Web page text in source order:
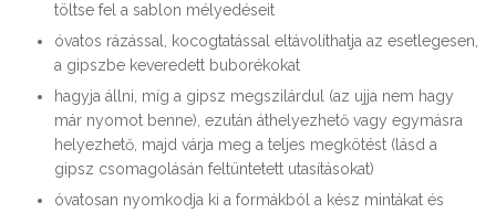
töltse fel a sablon mélyedéseit
óvatos rázással, kocogtatással eltávolíthatja az esetlegesen,
a gipszbe keveredett buborékokat
hagyja állni, míg a gipsz megszilárdul (az ujja nem hagy
már nyomot benne), ezután áthelyezhető vagy egymásra
helyezhető, majd várja meg a teljes megkötést (lásd a
gipsz csomagolásán feltüntetett utasításokat)
óvatosan nyomkodja ki a formákból a kész mintákat és